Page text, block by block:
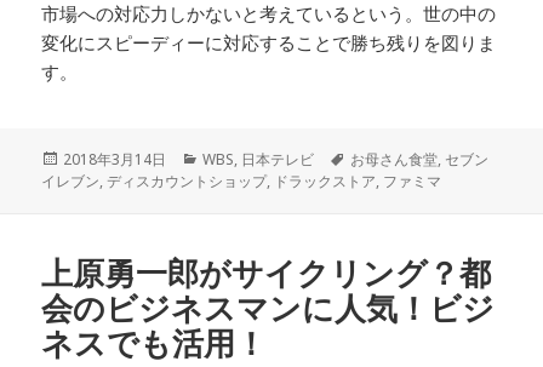
市場への対応力しかないと考えているという。世の中の
変化にスピーディーに対応することで勝ち残りを図りま
す。
投
稿
2018年3月14日
カ
テ
WBS, 日本テレビ
タ
グ
お母さん食堂, セブン
イレブン,ディスカウントショップ, ドラックストア, ファミマ
上原勇一郎がサイクリング？都
会のビジネスマンに人気！ビジ
ネスでも活用！